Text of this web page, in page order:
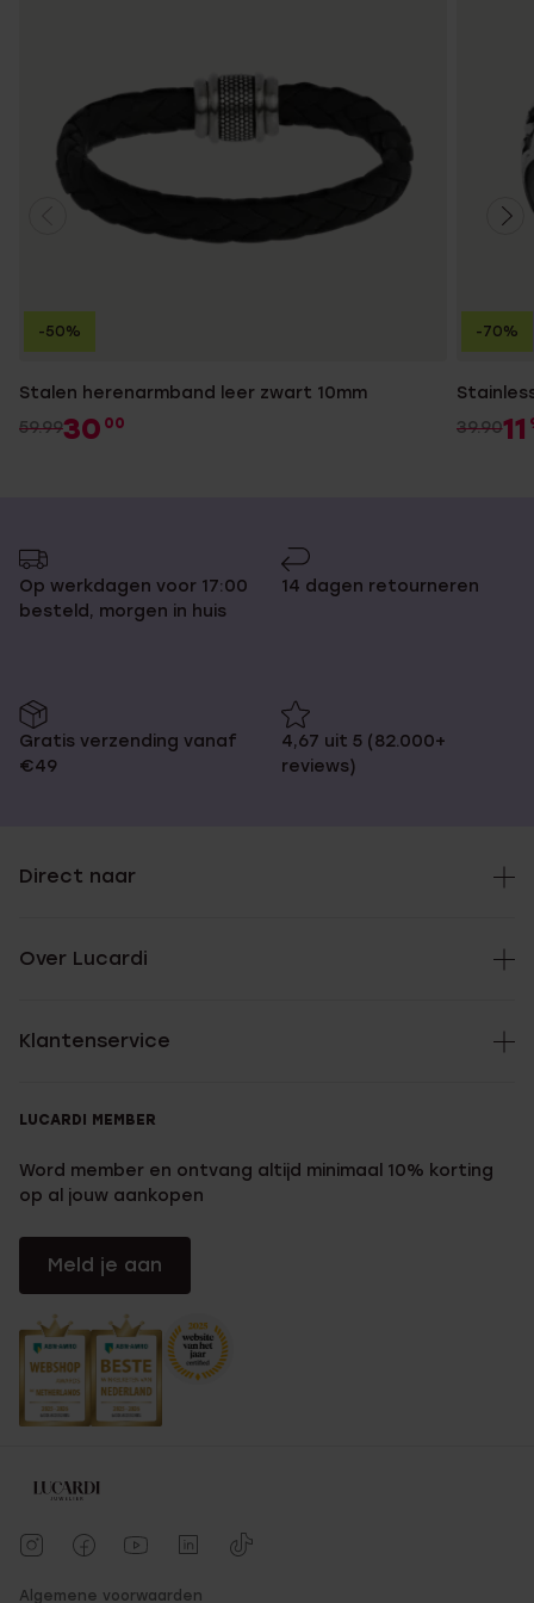
Stalen herenarmband leer zwart 10mm
59.9930 00
-50%
39.9011
-70%
Op werkdagen voor 17:00
besteld, morgen in huis
14 dagen retourneren
Gratis verzending vanaf
€49
4,67 uit 5 (82.000+
reviews)
Direct naar
Over Lucardi
Klantenservice
LUCARDI MEMBER
Word member en ontvang altijd minimaal 10% korting
op al jouw aankopen
Meld je aan
Algemene voorwaarden